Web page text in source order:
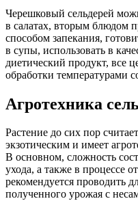
Черешковый сельдерей
в салатах, вторым блюдом
способом запекания,
в супы, использовать в
диетический продукт, все
обработки температурами
Агротехника
Растение до сих пор
экзотическим и имеет
В основном, сложность
ухода, а также в процессе
рекомендуется проводить
полученного урожая с